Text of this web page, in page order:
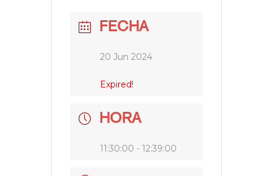
FECHA
20 Jun 2024
Expired!
HORA
11:30:00 - 12:39:00